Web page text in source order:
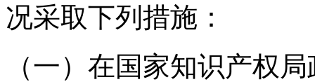
况采取下列措施：
（一）在国家知识产权